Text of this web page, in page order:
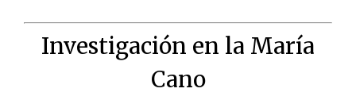
Investigación en la María
Cano